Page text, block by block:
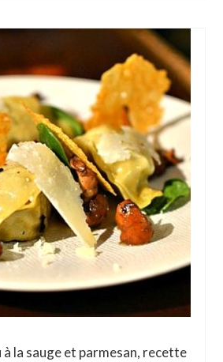
à la sauge et parmesan, recette